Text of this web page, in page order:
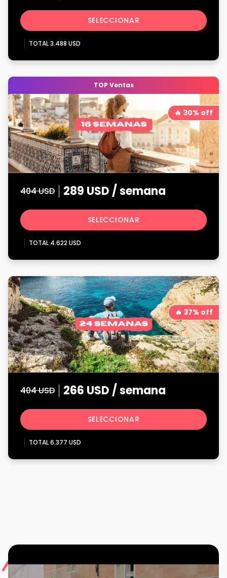
SELECCIONAR
TOTAL 3.488 USD
TOP Ventas
🔥 30% off
404 USD 289 USD / semana
SELECCIONAR
TOTAL 4.622 USD
🔥 37% off
404 USD 266 USD / semana
SELECCIONAR
TOTAL 6.377 USD